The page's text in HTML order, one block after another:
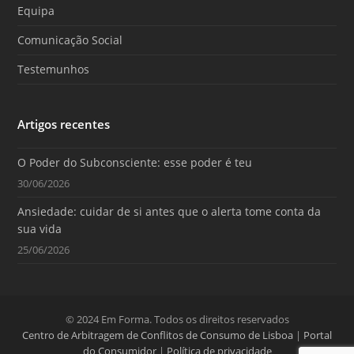
Equipa
Comunicação Social
Testemunhos
Artigos recentes
O Poder do Subconsciente: esse poder é teu
30/06/2026
Ansiedade: cuidar de si antes que o alerta tome conta da
sua vida
25/06/2026
© 2024 Em Forma. Todos os direitos reservados
Centro de Arbitragem de Conflitos de Consumo de Lisboa | Portal